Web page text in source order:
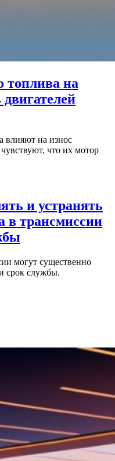
топлива на
двигателей
влияют на износ
что их мотор
и устранять
в трансмиссии
могут существенно
срок службы.